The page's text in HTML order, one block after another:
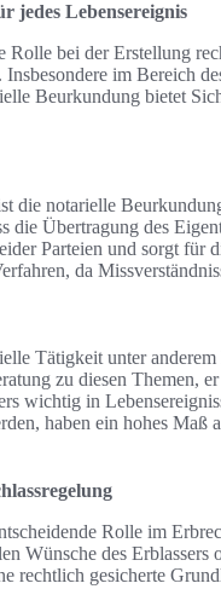
jedes Lebensereignis
Rolle bei der Erstellung
im Bereich
Beurkundung bietet
die notarielle
die Übertragung des
Parteien und sorgt
da
Tätigkeit unter
zu diesen Themen,
wichtig in
haben ein hohes
Rolle im
Wünsche des
rechtlich gesicherte